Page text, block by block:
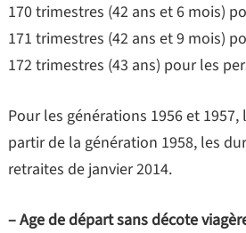
170 trimestres (42 ans et 6 mois)
171 trimestres (42 ans et 9 mois)
172 trimestres (43 ans) pour les
Pour les générations 1956 et
partir de la génération 1958, les
retraites de janvier 2014.
– Age de départ sans décote